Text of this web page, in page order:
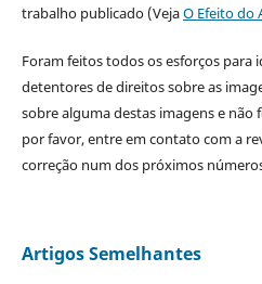
trabalho publicado (VejaO Efeito do
Foram feitos todos os esforços para
detentores de direitos sobre as
sobre alguma destas imagens e
por favor, entre em contato com a
correção num dos próximos
Artigos Semelhantes